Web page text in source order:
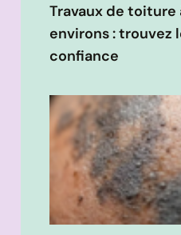
Travaux de toiture
environs : trouvez
confiance